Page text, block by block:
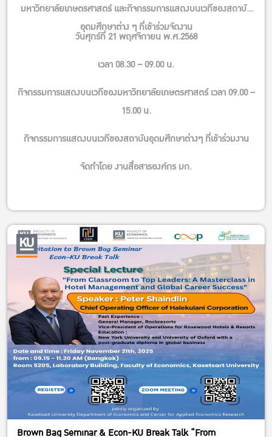
มหาวิทยาลัยเกษตรศาสตร์ และกิจกรรมการแสดงบนเวทีของสถาบัน
อุดมศึกษาต่าง ๆ ที่เข้าร่วมจัดงาน
วันศุกร์ที่ 21 พฤศจิกายน พ.ศ.2568
เวลา 08.30 – 09.00 น.
กิจกรรมการแสดงบนเวทีของมหาวิทยาลัยเกษตรศาสตร์ เวลา 09.00 –
15.00 น.
กิจกรรมการแสดงบนเวทีของสถาบันอุดมศึกษาต่างๆ ที่เข้าร่วมงาน
จัดทำโดย งานสื่อสารองค์กร มก.
Brown Bag Seminar & Econ-KU Break Talk “From